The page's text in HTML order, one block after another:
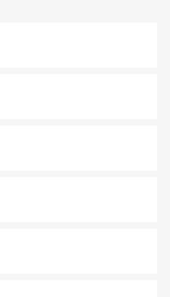
情を楽しめる外せないスポット